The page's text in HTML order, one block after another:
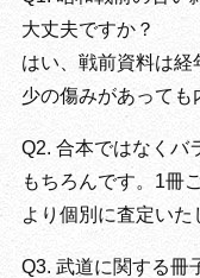
大丈夫ですか？
はい、戦前資料は
少の傷みがあっても
Q2. 合本ではなくバ
もちろんです。1冊
より個別に査定いた
Q3. 武道に関する冊